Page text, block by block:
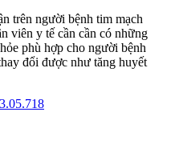
trên người bệnh tim mạch
viên y tế cần cần có những
phù hợp cho người bệnh
đổi được như tăng huyết